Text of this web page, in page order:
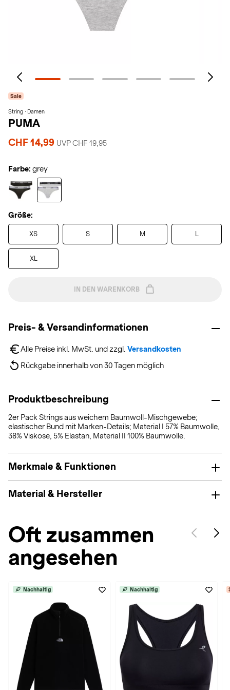
Sale
String · Damen
PUMA
CHF 14,99 UVP CHF 19,95
Farbe: grey
Größe:
XS S M L
XL
IN DEN WARENKORB
Preis- & Versandinformationen
Alle Preise inkl. MwSt. und zzgl. Versandkosten
Rückgabe innerhalb von 30 Tagen möglich
Produktbeschreibung
2er Pack Strings aus weichem Baumwoll-Mischgewebe;
elastischer Bund mit Marken-Details; Material I 57% Baumwolle,
38% Viskose, 5% Elastan, Material II 100% Baumwolle.
Merkmale & Funktionen
Material & Hersteller
Oft zusammen
angesehen
Nachhaltig Nachhaltig